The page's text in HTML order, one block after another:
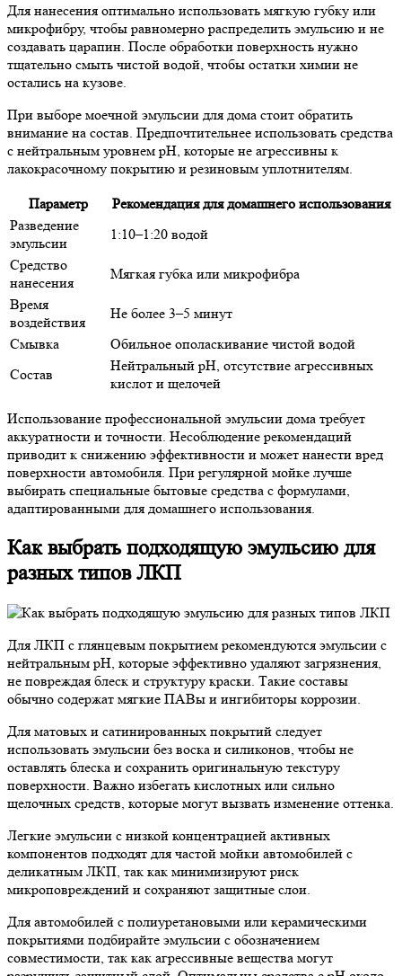
Для нанесения оптимально использовать мягкую губку или
микрофибру, чтобы равномерно распределить эмульсию и не
создавать царапин. После обработки поверхность нужно
тщательно смыть чистой водой, чтобы остатки химии не
остались на кузове.
При выборе моечной эмульсии для дома стоит обратить
внимание на состав. Предпочтительнее использовать средства
с нейтральным уровнем pH, которые не агрессивны к
лакокрасочному покрытию и резиновым уплотнителям.
Параметр
Рекомендация для домашнего использования
Разведение
эмульсии
1:10–1:20 водой
Средство
нанесения
Мягкая губка или микрофибра
Время
воздействия
Не более 3–5 минут
Смывка
Обильное ополаскивание чистой водой
Состав
Нейтральный pH, отсутствие агрессивных
кислот и щелочей
Использование профессиональной эмульсии дома требует
аккуратности и точности. Несоблюдение рекомендаций
приводит к снижению эффективности и может нанести вред
поверхности автомобиля. При регулярной мойке лучше
выбирать специальные бытовые средства с формулами,
адаптированными для домашнего использования.
Как выбрать подходящую эмульсию для
разных типов ЛКП
Для ЛКП с глянцевым покрытием рекомендуются эмульсии с
нейтральным pH, которые эффективно удаляют загрязнения,
не повреждая блеск и структуру краски. Такие составы
обычно содержат мягкие ПАВы и ингибиторы коррозии.
Для матовых и сатинированных покрытий следует
использовать эмульсии без воска и силиконов, чтобы не
оставлять блеска и сохранить оригинальную текстуру
поверхности. Важно избегать кислотных или сильно
щелочных средств, которые могут вызвать изменение оттенка.
Легкие эмульсии с низкой концентрацией активных
компонентов подходят для частой мойки автомобилей с
деликатным ЛКП, так как минимизируют риск
микроповреждений и сохраняют защитные слои.
Для автомобилей с полиуретановыми или керамическими
покрытиями подбирайте эмульсии с обозначением
совместимости, так как агрессивные вещества могут